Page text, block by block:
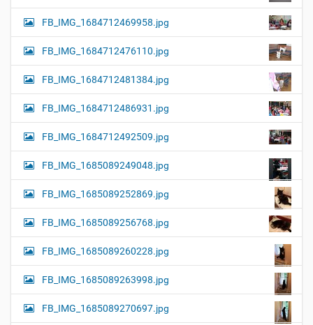
FB_IMG_1684712469958.jpg
FB_IMG_1684712476110.jpg
FB_IMG_1684712481384.jpg
FB_IMG_1684712486931.jpg
FB_IMG_1684712492509.jpg
FB_IMG_1685089249048.jpg
FB_IMG_1685089252869.jpg
FB_IMG_1685089256768.jpg
FB_IMG_1685089260228.jpg
FB_IMG_1685089263998.jpg
FB_IMG_1685089270697.jpg